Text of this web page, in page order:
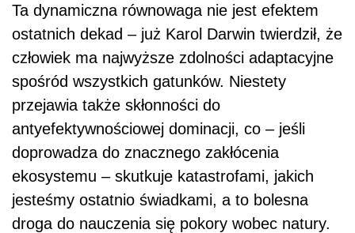
Ta dynamiczna równowaga nie jest efektem
ostatnich dekad – już Karol Darwin twierdził, że
człowiek ma najwyższe zdolności adaptacyjne
spośród wszystkich gatunków. Niestety
przejawia także skłonności do
antyefektywnościowej dominacji, co – jeśli
doprowadza do znacznego zakłócenia
ekosystemu – skutkuje katastrofami, jakich
jesteśmy ostatnio świadkami, a to bolesna
droga do nauczenia się pokory wobec natury.